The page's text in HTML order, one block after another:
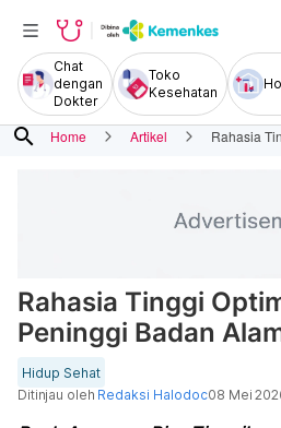
Chat
dengan
Dokter
Toko
Kesehatan
search Home Artikel Rahasia
Rahasia Tinggi
Peninggi Badan
Hidup Sehat
Ditinjau oleh Redaksi Halodoc08 Mei